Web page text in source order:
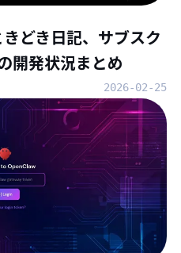
きどき日記、サブスク
開発状況まとめ
2026-02-25